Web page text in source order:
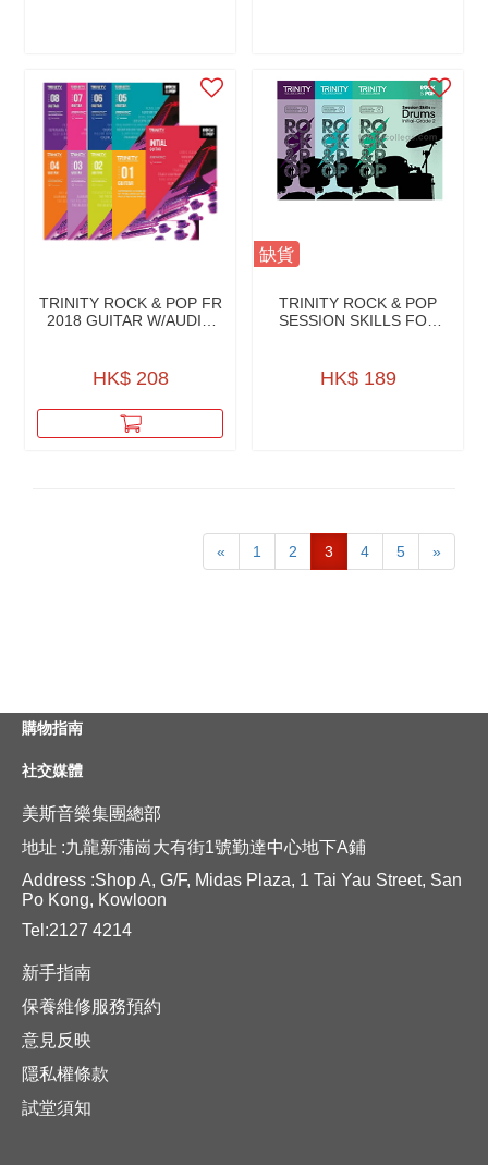
TRINITY ROCK & POP FR
2018 GUITAR W/AUDIO
HK$ 208
缺貨
TRINITY ROCK & POP
SESSION SKILLS FOR
HK$ 189
« 1 2 3 4 5 »
購物指南
社交媒體
美斯音樂集團總部
地址 :九龍新蒲崗大有街1號勤達中心地下A鋪
Address :Shop A, G/F, Midas Plaza, 1 Tai Yau Street, San
Po Kong, Kowloon
Tel:2127 4214
新手指南
保養維修服務預約
意見反映
隱私權條款
試堂須知